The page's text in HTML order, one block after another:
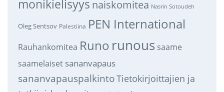
monikielisyys naiskomitea Nasrin Sotoudeh
Oleg Sentsov Palestiina PEN International
Rauhankomitea Runo runous saame
saamelaiset sananvapaus
sananvapauspalkintoTietokirjoittajien ja